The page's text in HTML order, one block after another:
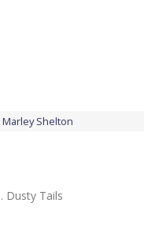
Marley Shelton
Dusty Tails